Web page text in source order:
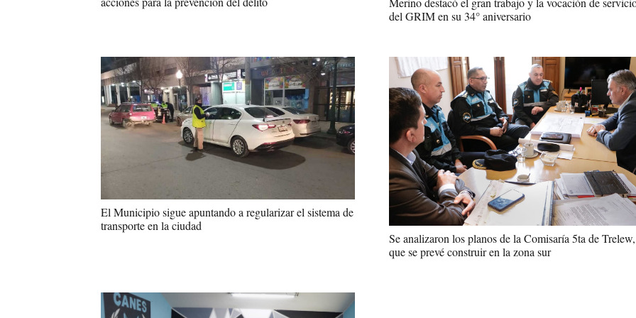
del GRIM en su 34° aniversario
El Municipio sigue apuntando a regularizar el sistema de
transporte en la ciudad
Se analizaron los planos de la Comisaría 5ta de Trelew,
que se prevé construir en la zona sur